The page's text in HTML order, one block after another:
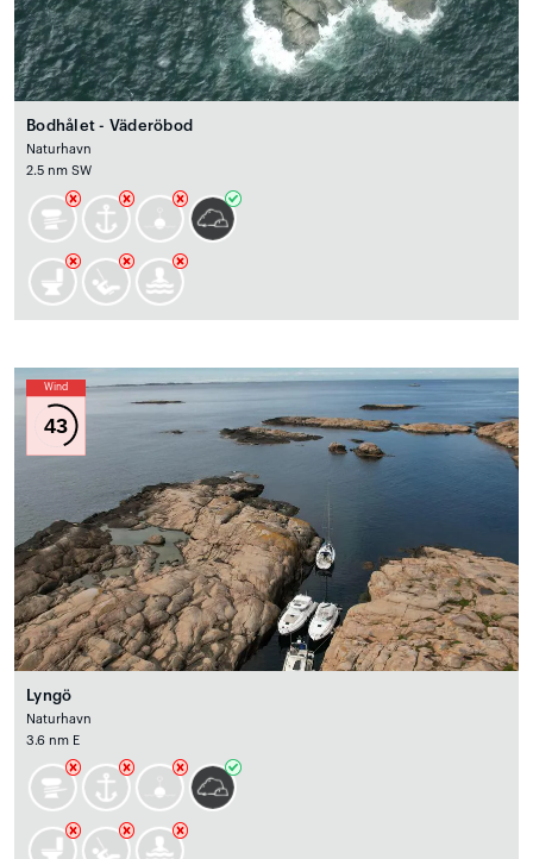
Bodhålet - Väderöbod
Naturhavn
2.5 nm SW
Wind
43
Lyngö
Naturhavn
3.6 nm E